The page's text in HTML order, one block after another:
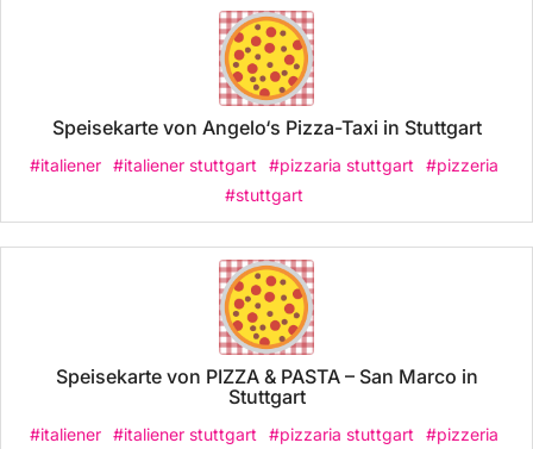
Speisekarte von Angelo‘s Pizza-Taxi in Stuttgart
#italiener #italiener stuttgart #pizzaria stuttgart
#pizzeria
#stuttgart
Speisekarte von PIZZA & PASTA – San Marco in
Stuttgart
#italiener #italiener stuttgart #pizzaria stuttgart
#pizzeria